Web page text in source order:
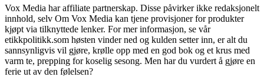
Vox Media har affiliate partnerskap. Disse påvirker ikke redaksjonelt
innhold, selv Om Vox Media kan tjene provisjoner for produkter
kjøpt via tilknyttede lenker. For mer informasjon, se vår
etikkpolitikk.som høsten vinder ned og kulden setter inn, er alt du
sannsynligvis vil gjøre, krølle opp med en god bok og et krus med
varm te, prepping for koselig sesong. Men har du vurdert å gjøre en
ferie ut av den følelsen?